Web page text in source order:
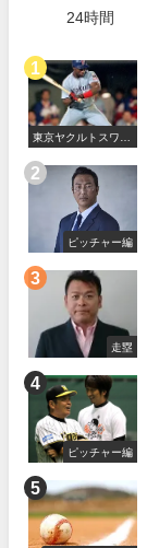
24時間
東京ヤクルトスワロ
ピッチャー編
走塁
ピッチャー編